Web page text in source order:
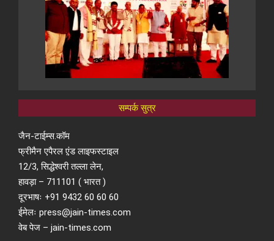
सम्पर्क सुत्र
जैन-टाईम्स.कॉम
फ्रीमैन एपैरल ए़ंड लाइफस्टाइल
12/3, सिद्धेश्वरी तल्ला लेन,
हावड़ा – 711101 ( भारत )
दूरभाषः +91 9432 60 60 60
ईमेलः press@jain-times.com
वेब पेज – jain-times.com